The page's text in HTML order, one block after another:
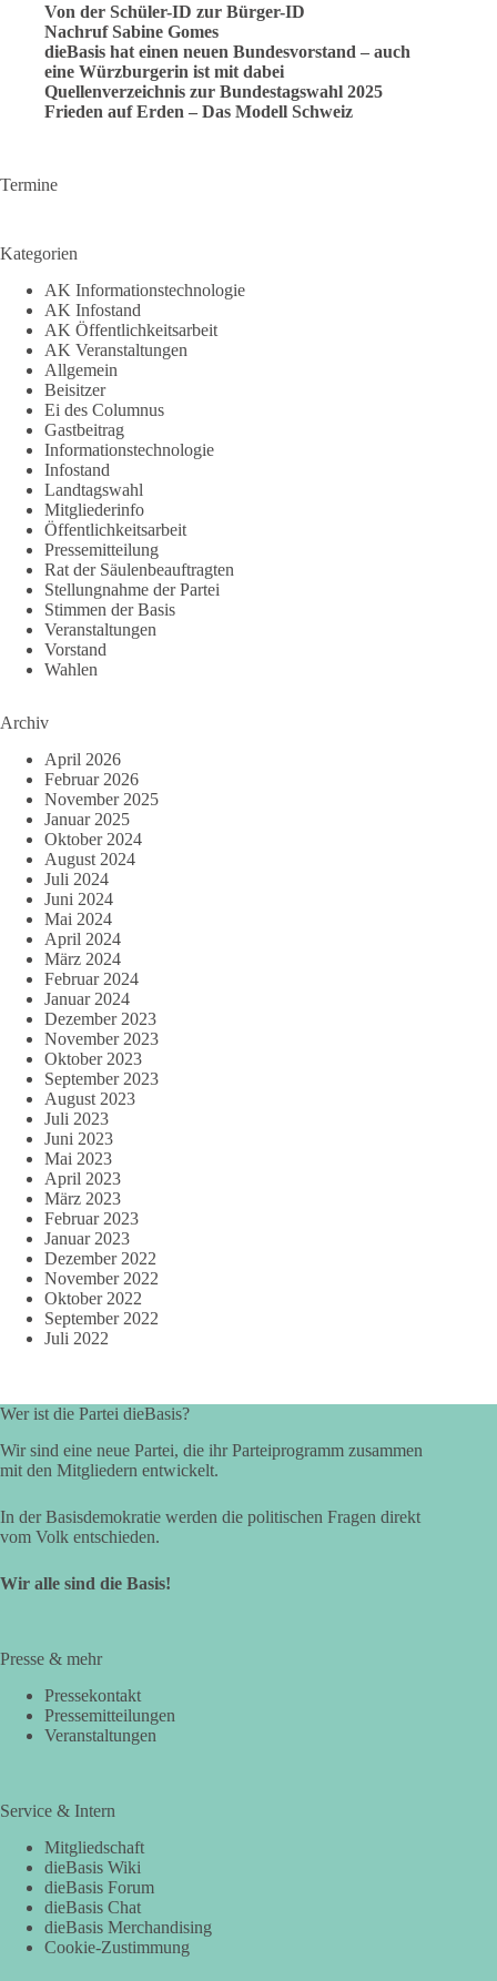
Von der Schüler-ID zur Bürger-ID
Nachruf Sabine Gomes
dieBasis hat einen neuen Bundesvorstand – auch
eine Würzburgerin ist mit dabei
Quellenverzeichnis zur Bundestagswahl 2025
Frieden auf Erden – Das Modell Schweiz
Termine
Kategorien
AK Informationstechnologie
AK Infostand
AK Öffentlichkeitsarbeit
AK Veranstaltungen
Allgemein
Beisitzer
Ei des Columnus
Gastbeitrag
Informationstechnologie
Infostand
Landtagswahl
Mitgliederinfo
Öffentlichkeitsarbeit
Pressemitteilung
Rat der Säulenbeauftragten
Stellungnahme der Partei
Stimmen der Basis
Veranstaltungen
Vorstand
Wahlen
Archiv
April 2026
Februar 2026
November 2025
Januar 2025
Oktober 2024
August 2024
Juli 2024
Juni 2024
Mai 2024
April 2024
März 2024
Februar 2024
Januar 2024
Dezember 2023
November 2023
Oktober 2023
September 2023
August 2023
Juli 2023
Juni 2023
Mai 2023
April 2023
März 2023
Februar 2023
Januar 2023
Dezember 2022
November 2022
Oktober 2022
September 2022
Juli 2022
Wer ist die Partei dieBasis?
Wir sind eine neue Partei, die ihr Parteiprogramm zusammen
mit den Mitgliedern entwickelt.
In der Basisdemokratie werden die politischen Fragen direkt
vom Volk entschieden.
Wir alle sind die Basis!
Presse & mehr
Pressekontakt
Pressemitteilungen
Veranstaltungen
Service & Intern
Mitgliedschaft
dieBasis Wiki
dieBasis Forum
dieBasis Chat
dieBasis Merchandising
Cookie-Zustimmung